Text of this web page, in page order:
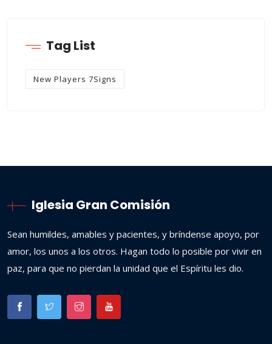
Tag List
New Players 7Signs
Iglesia Gran Comisión
Sean humildes, amables y pacientes, y bríndense apoyo, por
amor, los unos a los otros. Hagan todo lo posible por vivir en
paz, para que no pierdan la unidad que el Espíritu les dio.